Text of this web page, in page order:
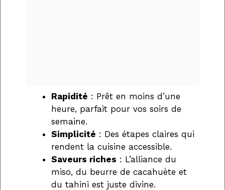
Rapidité : Prêt en moins d’une
heure, parfait pour vos soirs de
semaine.
Simplicité : Des étapes claires qui
rendent la cuisine accessible.
Saveurs riches : L’alliance du
miso, du beurre de cacahuète et
du tahini est juste divine.